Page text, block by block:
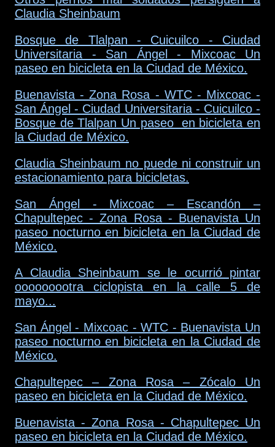
Claudia Sheinbaum
Bosque de Tlalpan - Cuicuilco - Ciudad
Universitaria - San Ángel - Mixcoac Un
paseo en bicicleta en la Ciudad de México.
Buenavista - Zona Rosa - WTC - Mixcoac -
San Ángel - Ciudad Universitaria - Cuicuilco -
Bosque de Tlalpan Un paseo en bicicleta en
la Ciudad de México.
Claudia Sheinbaum no puede ni construir un
estacionamiento para bicicletas.
San Ángel - Mixcoac – Escandón –
Chapultepec - Zona Rosa - Buenavista Un
paseo nocturno en bicicleta en la Ciudad de
México.
A Claudia Sheinbaum se le ocurrió pintar
ooooooootra ciclopista en la calle 5 de
mayo...
San Ángel - Mixcoac - WTC - Buenavista Un
paseo nocturno en bicicleta en la Ciudad de
México.
Chapultepec – Zona Rosa – Zócalo Un
paseo en bicicleta en la Ciudad de México.
Buenavista - Zona Rosa - Chapultepec Un
paseo en bicicleta en la Ciudad de México.